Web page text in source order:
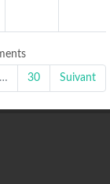
… 30 Suivant